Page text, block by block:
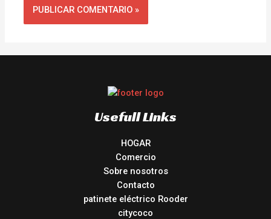
Usefull Links
HOGAR
Comercio
Sobre nosotros
Contacto
patinete eléctrico Rooder
citycoco